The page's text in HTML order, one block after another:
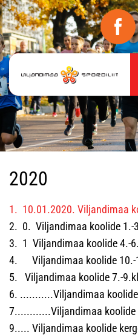
2020
1. 10.01.2020. Viljandimaa
2. 0. Viljandimaa koolide 1.-
3. 1 Viljandimaa koolide 4.-
4. Viljandimaa koolide 10.-
5. Viljandimaa koolide 7.-
6. ...........Viljandimaa koolide
7............Viljandimaa koolide
9..... Viljandimaa koolide